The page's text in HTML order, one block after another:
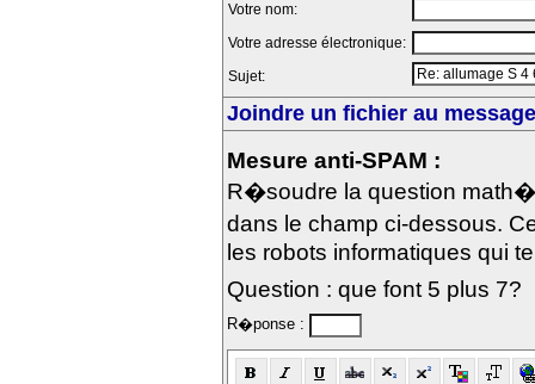
Votre nom:
Votre adresse électronique:
Sujet:
Joindre un fichier au
Mesure anti-SPAM :
R�soudre la question
dans le champ ci-dessous.
les robots informatiques qui
Question : que font 5 plus 7?
R�ponse :